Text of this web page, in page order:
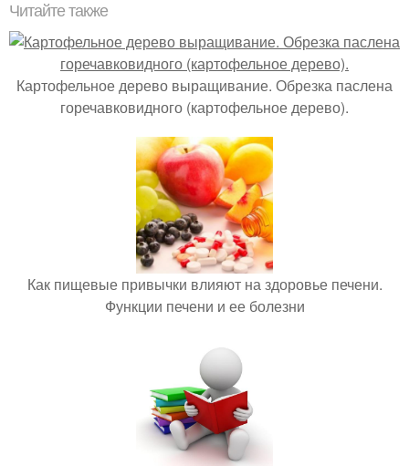
Читайте также
Картофельное дерево выращивание. Обрезка паслена
горечавковидного (картофельное дерево).
Как пищевые привычки влияют на здоровье печени.
Функции печени и ее болезни